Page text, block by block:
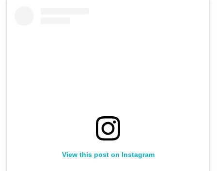
View this post on Instagram